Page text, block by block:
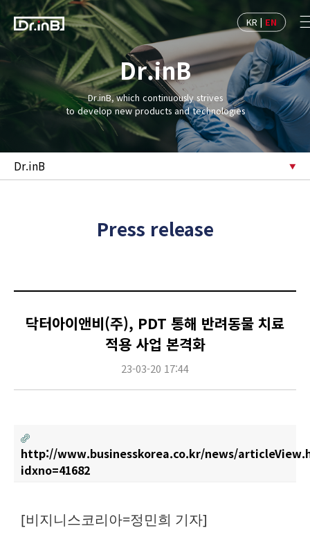
KR | EN
Dr.inB
Dr.inB, which continuously strives
to develop new products and technologies
Dr.inB
Press release
닥터아이앤비(주), PDT 통해 반려동물 치료
적용 사업 본격화
23-03-20 17:44
http://www.businesskorea.co.kr/news/
idxno=41682
Content
[비지니스코리아=정민희 기자]